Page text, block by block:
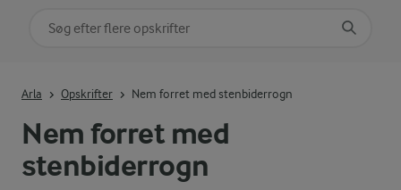
Nem forret med
stenbiderrogn
Arla Opskrifter Nem forret med stenbiderrogn
Søg på kategori